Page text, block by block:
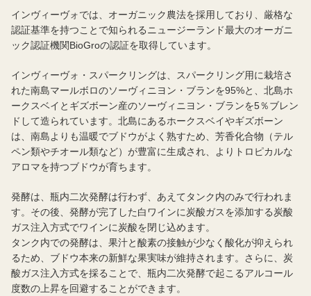
インヴィーヴォでは、オーガニック農法を採用しており、厳格な
認証基準を持つことで知られるニュージーランド最大のオーガニ
ック認証機関BioGroの認証を取得しています。
インヴィーヴォ・スパークリングは、スパークリング用に栽培さ
れた南島マールボロのソーヴィニヨン・ブランを95%と、北島ホ
ークスベイとギズボーン産のソーヴィニヨン・ブランを5％ブレン
ドして造られています。北島にあるホークスベイやギズボーン
は、南島よりも温暖でブドウがよく熟すため、芳香化合物（テル
ペン類やチオール類など）が豊富に生成され、よりトロピカルな
アロマを持つブドウが育ちます。
発酵は、瓶内二次発酵は行わず、あえてタンク内のみで行われま
す。その後、発酵が完了した白ワインに炭酸ガスを添加する炭酸
ガス注入方式でワインに炭酸を閉じ込めます。
タンク内での発酵は、果汁と酸素の接触が少なく酸化が抑えられ
るため、ブドウ本来の新鮮な果実味が維持されます。さらに、炭
酸ガス注入方式を採ることで、瓶内二次発酵で起こるアルコール
度数の上昇を回避することができます。